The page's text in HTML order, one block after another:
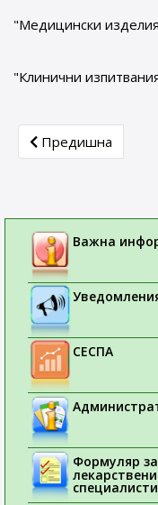
"Медицински
"Клинични
Previous article:
Предишна
Важна
СЕСПА
Формуляр
специалисти